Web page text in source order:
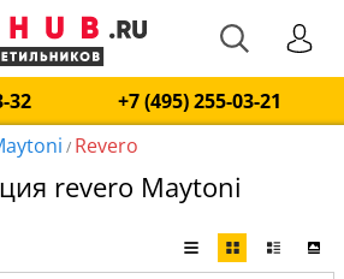
32
+7 (495) 255-03-21
/ Revero
revero Maytoni